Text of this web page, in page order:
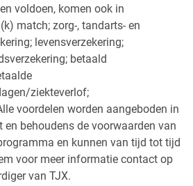
voldoen, komen ook in
match; zorg-, tandarts- en
levensverzekering;
betaald
ziekteverlof;
voordelen worden aangeboden in
behoudens de voorwaarden van
en kunnen van tijd tot tijd
voor meer informatie contact op
van TJX.